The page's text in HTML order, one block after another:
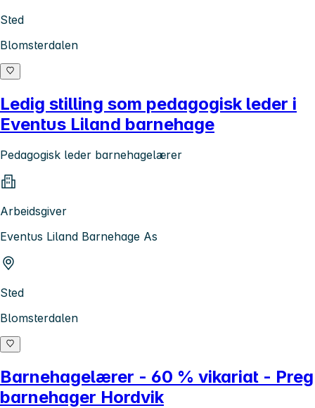
Sted
Blomsterdalen
Ledig stilling som pedagogisk leder i
Eventus Liland barnehage
Pedagogisk leder barnehagelærer
Arbeidsgiver
Eventus Liland Barnehage As
Sted
Blomsterdalen
Barnehagelærer - 60 % vikariat - Preg
barnehager Hordvik